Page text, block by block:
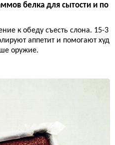
белка для сытости и по
к обеду съесть слона. 15-3
аппетит и помогают худ
оружие.